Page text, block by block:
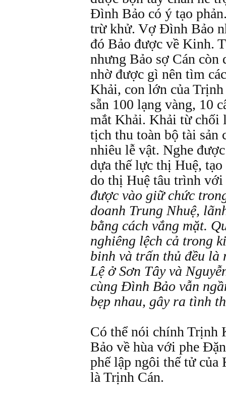
Đình Bảo có ý tạo
trừ khử. Vợ Đình Bảo
đó Bảo được về Kinh.
nhưng Bảo sợ Cán còn
nhờ được gì nên tìm
Khải, con lớn của
sẵn 100 lạng vàng, 10
mắt Khải. Khải từ chối
tịch thu toàn bộ tài sản
nhiêu lễ vật. Nghe
dựa thế lực thị Huệ,
do thị Huệ tâu trình
được vào giữ chức
doanh Trung Nhuệ,
bằng cách vắng mặt.
nghiêng lệch cả trong
binh và trấn thủ đều là
Lệ ở Sơn Tây và
cùng Đình Bảo vẫn
bẹp nhau, gây ra tình
Có thể nói chính Trịnh
Bảo về hùa với phe
phế lập ngôi thế tử của
là Trịnh Cán.